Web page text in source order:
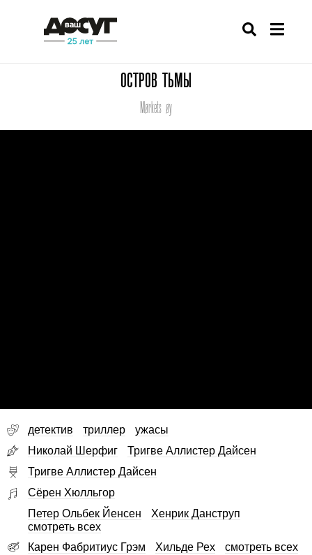
ОСТРОВ ТЬМЫ
Mørkets øy
детектив триллер
ужасы
Николай Шерфиг
Тригве Аллистер Дайсен
Тригве Аллистер Дайсен
Сёрен Хюлльгор
Петер Ольбек Йенсен
Хенрик Данструп
смотреть всех
Карен Фабритиус Грэм
Хильде Рех
смотреть всех